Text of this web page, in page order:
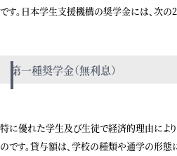
です。日本学生支援機構の奨学金には、次の2
第一種奨学金（無利息）
特に優れた学生及び生徒で経済的理由によ
のです。貸与額は、学校の種類や通学の形態